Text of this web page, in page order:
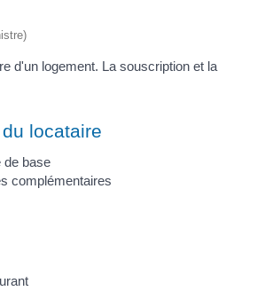
d'un logement. La souscription et la
locataire
de base
complémentaires